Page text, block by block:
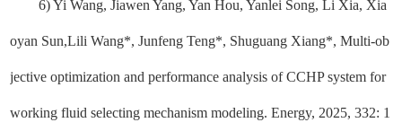
6) Yi Wang, Jiawen Yang, Yan Hou, Yanlei Song, Li Xia, Xia
oyan Sun,Lili Wang*, Junfeng Teng*, Shuguang Xiang*, Multi-ob
jective optimization and performance analysis of CCHP system for
working fluid selecting mechanism modeling. Energy, 2025, 332: 1